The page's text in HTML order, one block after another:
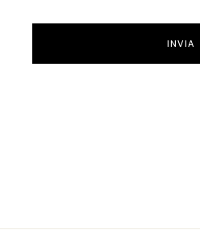
INVIA